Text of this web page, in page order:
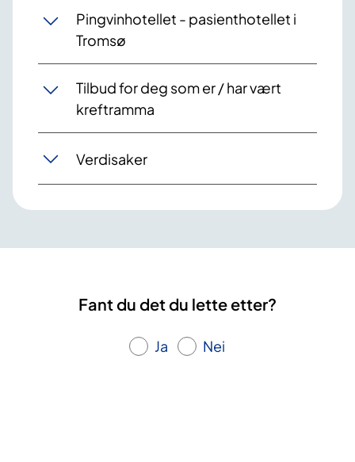
Pingvinhotellet - pasienthotellet i
Tromsø
Tilbud for deg som er / har vært
kreftramma
Verdisaker
Fant du det du lette etter?
Ja Nei